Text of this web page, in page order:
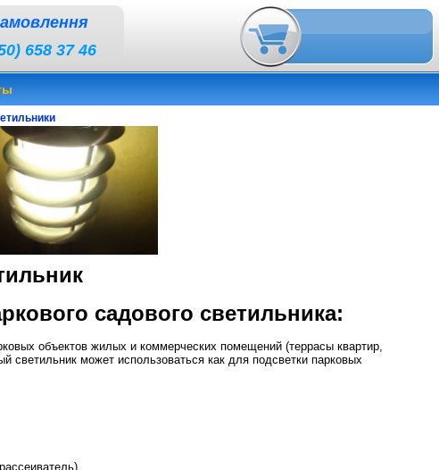
658 37 46
садового светильника:
объектов жилых и коммерческих помещений (террасы квартир,
может использоваться как для подсветки парковых